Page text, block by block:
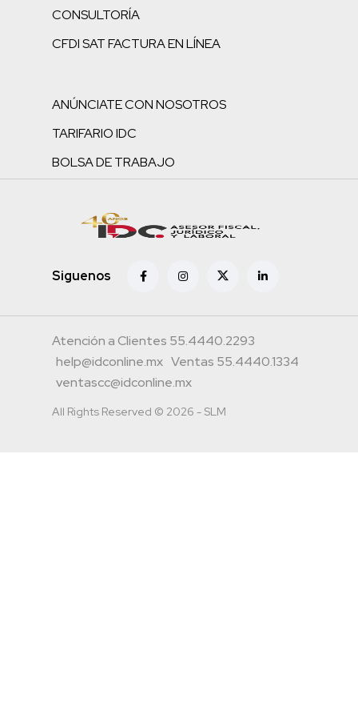
CONSULTORÍA
CFDI SAT FACTURA EN LÍNEA
ANÚNCIATE CON NOSOTROS
TARIFARIO IDC
BOLSA DE TRABAJO
Siguenos
Atención a Clientes 55.4440.2293
help@idconline.mx Ventas 55.4440.1334
ventascc@idconline.mx
All Rights Reserved © 2026 - SLM